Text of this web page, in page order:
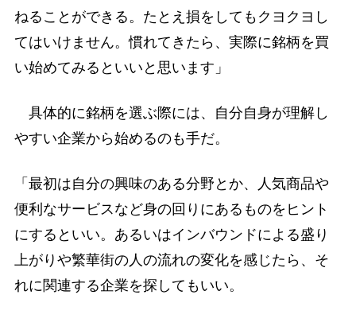
ねることができる。たとえ損をしてもクヨクヨし
てはいけません。慣れてきたら、実際に銘柄を買
い始めてみるといいと思います」
具体的に銘柄を選ぶ際には、自分自身が理解し
やすい企業から始めるのも手だ。
「最初は自分の興味のある分野とか、人気商品や
便利なサービスなど身の回りにあるものをヒント
にするといい。あるいはインバウンドによる盛り
上がりや繁華街の人の流れの変化を感じたら、そ
れに関連する企業を探してもいい。